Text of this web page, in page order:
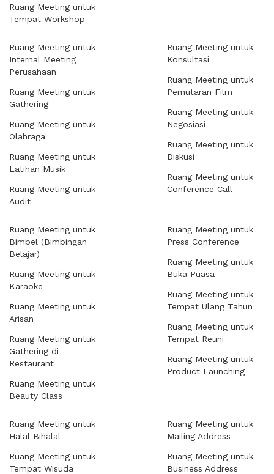
Ruang Meeting untuk
Tempat Workshop
Ruang Meeting untuk
Internal Meeting
Perusahaan
Ruang Meeting untuk
Gathering
Ruang Meeting untuk
Olahraga
Ruang Meeting untuk
Latihan Musik
Ruang Meeting untuk
Audit
Ruang Meeting untuk
Konsultasi
Ruang Meeting untuk
Pemutaran Film
Ruang Meeting untuk
Negosiasi
Ruang Meeting untuk
Diskusi
Ruang Meeting untuk
Conference Call
Ruang Meeting untuk
Bimbel (Bimbingan
Belajar)
Ruang Meeting untuk
Karaoke
Ruang Meeting untuk
Arisan
Ruang Meeting untuk
Gathering di
Restaurant
Ruang Meeting untuk
Beauty Class
Ruang Meeting untuk
Press Conference
Ruang Meeting untuk
Buka Puasa
Ruang Meeting untuk
Tempat Ulang Tahun
Ruang Meeting untuk
Tempat Reuni
Ruang Meeting untuk
Product Launching
Ruang Meeting untuk
Halal Bihalal
Ruang Meeting untuk
Tempat Wisuda
Ruang Meeting untuk
Mailing Address
Ruang Meeting untuk
Business Address